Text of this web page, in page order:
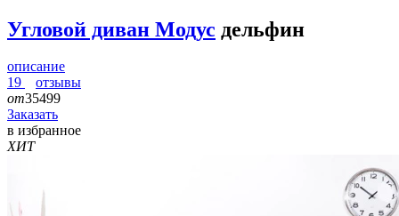
Угловой диван Модус дельфин
описание
19
отзывы
от35499
Заказать
в избранное
ХИТ